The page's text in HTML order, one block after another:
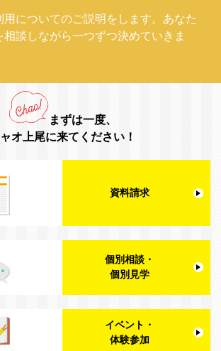
用についてのご説明をします。あなた
相談しながら一つずつ決めていきま
まずは一度、
オ上尾に来てください！
資料請求
個別相談・
個別見学
イベント・
体験参加